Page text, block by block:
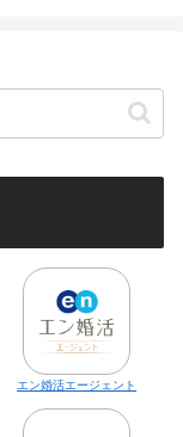
エン婚活エージェント